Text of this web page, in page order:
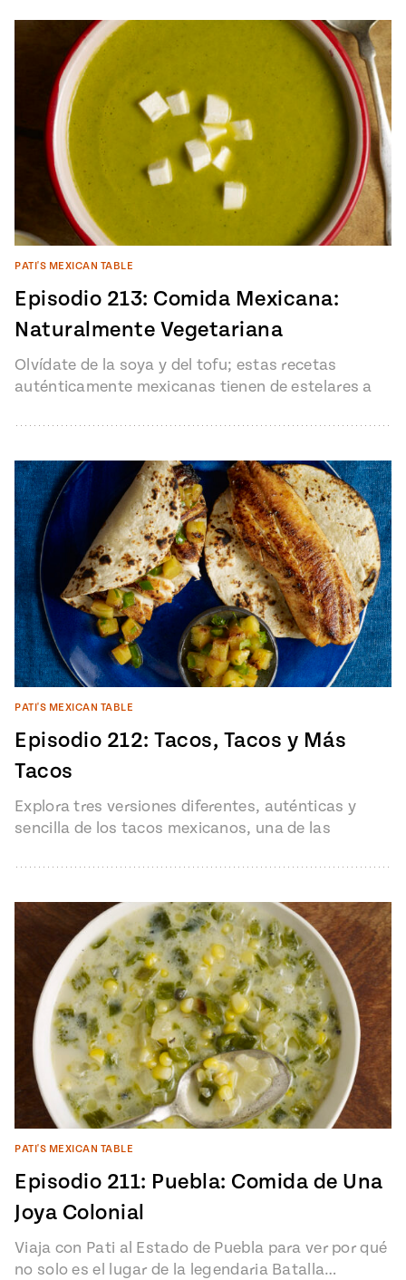
PATI'S MEXICAN TABLE
Episodio 213: Comida Mexicana:
Naturalmente Vegetariana
Olvídate de la soya y del tofu; estas recetas
auténticamente mexicanas tienen de estelares a
PATI'S MEXICAN TABLE
Episodio 212: Tacos, Tacos y Más
Tacos
Explora tres versiones diferentes, auténticas y
sencilla de los tacos mexicanos, una de las
PATI'S MEXICAN TABLE
Episodio 211: Puebla: Comida de Una
Joya Colonial
Viaja con Pati al Estado de Puebla para ver por qué
no solo es el lugar de la legendaria Batalla…